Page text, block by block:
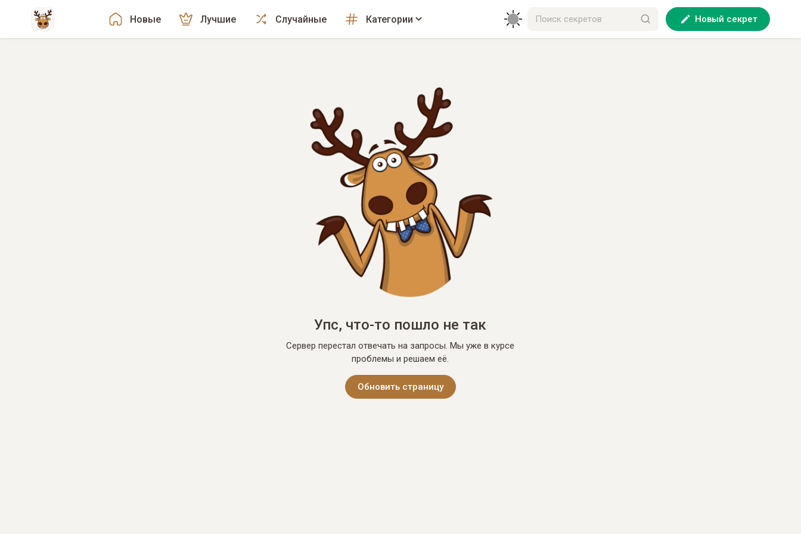
Новые Лучшие Случайные Категории Новый секрет
Упс, что-то пошло не так
Сервер перестал отвечать на запросы. Мы уже в курсе
проблемы и решаем её.
Обновить страницу